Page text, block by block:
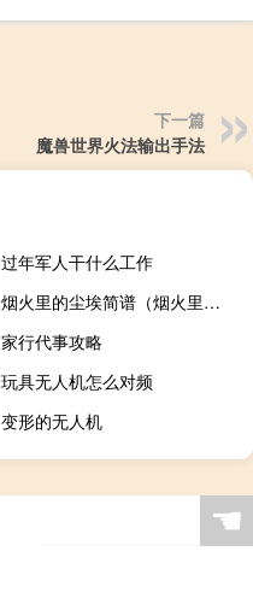
下一篇
魔兽世界火法输出手法
过年军人干什么工作
烟火里的尘埃简谱（烟火里的尘埃歌词华晨宇完整版）
家行代事攻略
玩具无人机怎么对频
变形的无人机
☚